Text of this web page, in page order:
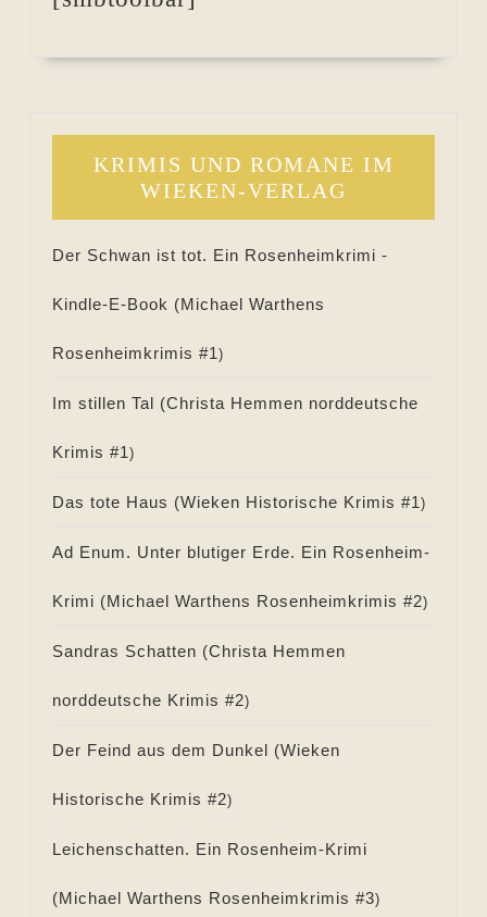
KRIMIS UND ROMANE IM
WIEKEN-VERLAG
Der Schwan ist tot. Ein Rosenheimkrimi -
Kindle-E-Book (Michael Warthens
Rosenheimkrimis #1)
Im stillen Tal (Christa Hemmen norddeutsche
Krimis #1)
Das tote Haus (Wieken Historische Krimis #1)
Ad Enum. Unter blutiger Erde. Ein Rosenheim-
Krimi (Michael Warthens Rosenheimkrimis #2)
Sandras Schatten (Christa Hemmen
norddeutsche Krimis #2)
Der Feind aus dem Dunkel (Wieken
Historische Krimis #2)
Leichenschatten. Ein Rosenheim-Krimi
(Michael Warthens Rosenheimkrimis #3)